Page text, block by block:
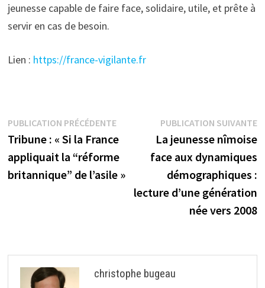
jeunesse capable de faire face, solidaire, utile, et prête à
servir en cas de besoin.
Lien : https://france-vigilante.fr
Navigation
de
l’article
PUBLICATION PRÉCÉDENTEPublication
précédente :
Tribune : « Si la France
appliquait la “réforme
britannique” de l’asile »
PUBLICATION SUIVANTE
La jeunesse nîmoise
face aux dynamiques
démographiques :
lecture d’une génération
née vers 2008
christophe bugeau